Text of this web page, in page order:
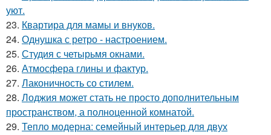
уют.
23. Квартира для мамы и внуков.
24. Однушка с ретро - настроением.
25. Студия с четырьмя окнами.
26. Атмосфера глины и фактур.
27. Лаконичность со стилем.
28. Лоджия может стать не просто дополнительным
пространством, а полноценной комнатой.
29. Тепло модерна: семейный интерьер для двух